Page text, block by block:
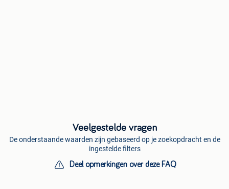
Veelgestelde vragen
De onderstaande waarden zijn gebaseerd op je zoekopdracht en de
ingestelde filters
Deel opmerkingen over deze FAQ